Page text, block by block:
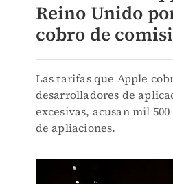
Reino Unido
cobro de
Las tarifas que Apple
desarrolladores de
excesivas, acusan mil
de apliaciones.